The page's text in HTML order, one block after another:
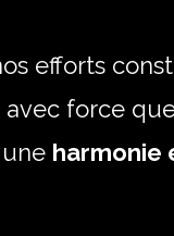
efforts
force
harmonie